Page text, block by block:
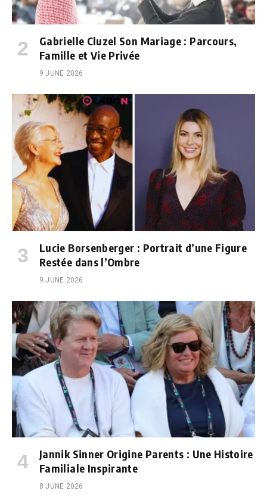
Gabrielle Cluzel Son Mariage : Parcours,
Famille et Vie Privée
9 JUNE 2026
Lucie Borsenberger : Portrait d’une Figure
Restée dans l’Ombre
9 JUNE 2026
Jannik Sinner Origine Parents : Une Histoire
Familiale Inspirante
8 JUNE 2026